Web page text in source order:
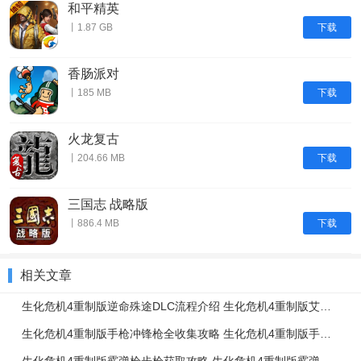
下载
和平精英
丨1.87 GB
下载
香肠派对
丨185 MB
下载
火龙复古
丨204.66 MB
下载
三国志 战略版
丨886.4 MB
相关文章